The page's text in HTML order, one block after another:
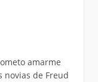
amarme
novias de Freud